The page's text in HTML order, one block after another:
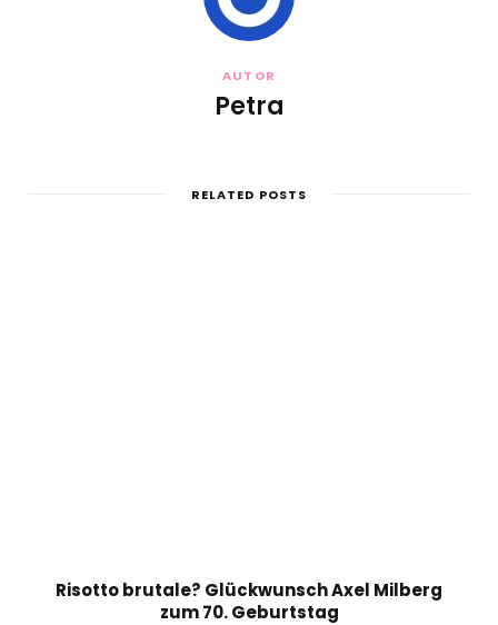
AUTOR
Petra
RELATED POSTS
Risotto brutale? Glückwunsch Axel Milberg
zum 70. Geburtstag